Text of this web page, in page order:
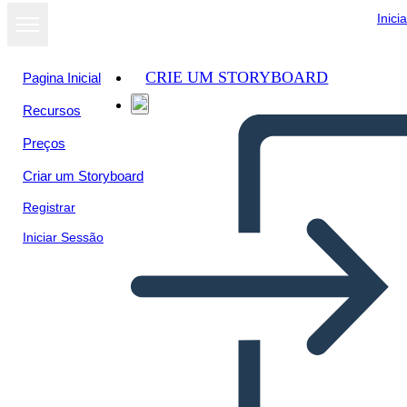
Pagina Inicial
Recursos
Preços
Criar um Storyboard
Registrar
Iniciar Sessão
CRIE UM STORYBOARD